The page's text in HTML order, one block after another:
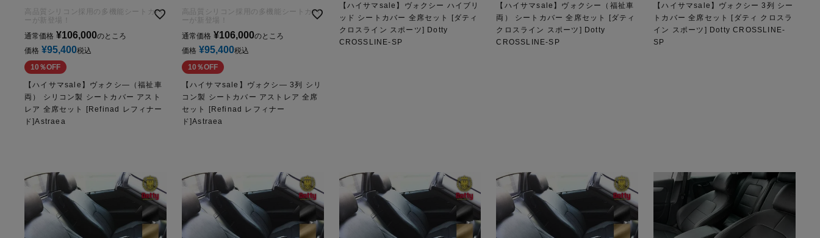
高品質シリコン採用の多機能シートカバ
ーが新登場！
通常価格 ¥106,000のところ
価格 ¥95,400税込
10％OFF
【ハイサマsale】ヴォクシ―（福祉車
両） シリコン製 シートカバー アスト
レア 全席セット [Refinad レフィナー
ド]Astraea
高品質シリコン採用の多機能シートカバ
ーが新登場！
通常価格 ¥106,000のところ
価格 ¥95,400税込
10％OFF
【ハイサマsale】ヴォクシ― 3列 シリ
コン製 シートカバー アストレア 全席
セット [Refinad レフィナー
ド]Astraea
【ハイサマsale】ヴォクシー ハイブリ
ッド シートカバー 全席セット [ダティ
クロスライン スポーツ] Dotty
CROSSLINE-SP
【ハイサマsale】ヴォクシー（福祉車
両） シートカバー 全席セット [ダティ
クロスライン スポーツ] Dotty
CROSSLINE-SP
【ハイサマsale】ヴォクシー 3列 シー
トカバー 全席セット [ダティ クロスラ
イン スポーツ] Dotty CROSSLINE-
SP